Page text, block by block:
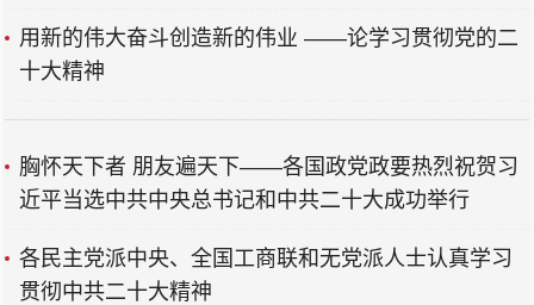
用新的伟大奋斗创造新的伟业 ——论学习贯彻党的二
十大精神
胸怀天下者 朋友遍天下——各国政党政要热烈祝贺习
近平当选中共中央总书记和中共二十大成功举行
各民主党派中央、全国工商联和无党派人士认真学习
贯彻中共二十大精神